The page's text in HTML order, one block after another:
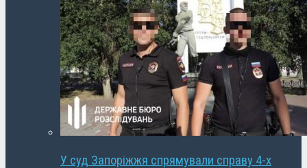
У суд Запоріжжя спрямували справу 4-х